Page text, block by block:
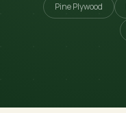
Pine Plywood